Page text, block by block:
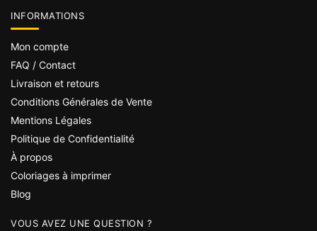
INFORMATIONS
Mon compte
FAQ / Contact
Livraison et retours
Conditions Générales de Vente
Mentions Légales
Politique de Confidentialité
À propos
Coloriages à imprimer
Blog
VOUS AVEZ UNE QUESTION ?